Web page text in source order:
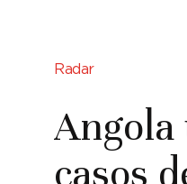
Radar
Angola
casos